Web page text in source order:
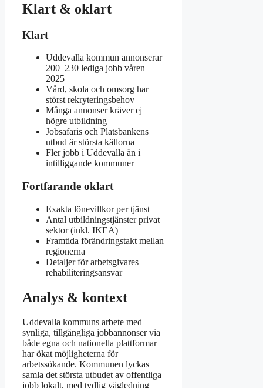
Klart & oklart
Klart
Uddevalla kommun annonserar
200–230 lediga jobb våren
2025
Vård, skola och omsorg har
störst rekryteringsbehov
Många annonser kräver ej
högre utbildning
Jobsafaris och Platsbankens
utbud är största källorna
Fler jobb i Uddevalla än i
intilliggande kommuner
Fortfarande oklart
Exakta lönevillkor per tjänst
Antal utbildningstjänster privat
sektor (inkl. IKEA)
Framtida förändringstakt mellan
regionerna
Detaljer för arbetsgivares
rehabiliteringsansvar
Analys & kontext
Uddevalla kommuns arbete med
synliga, tillgängliga jobbannonser via
både egna och nationella plattformar
har ökat möjligheterna för
arbetssökande. Kommunen lyckas
samla det största utbudet av offentliga
jobb lokalt, med tydlig vägledning